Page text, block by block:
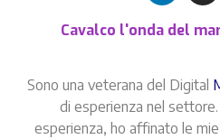
Cavalco l'onda del
Sono una veterana del Digital
di esperienza nel settore.
esperienza, ho affinato le